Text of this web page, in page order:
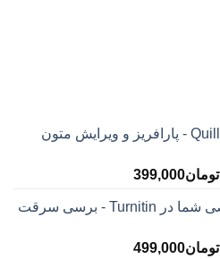
اکانت پرمیوم Quillbot - پارافریز و ویرایش متون
تومان399,000محدوده
تومان145,000
تومان399,000
شارژ اکانت شخصی شما در Turnitin - برسی سرقت
تومان499,000محدوده